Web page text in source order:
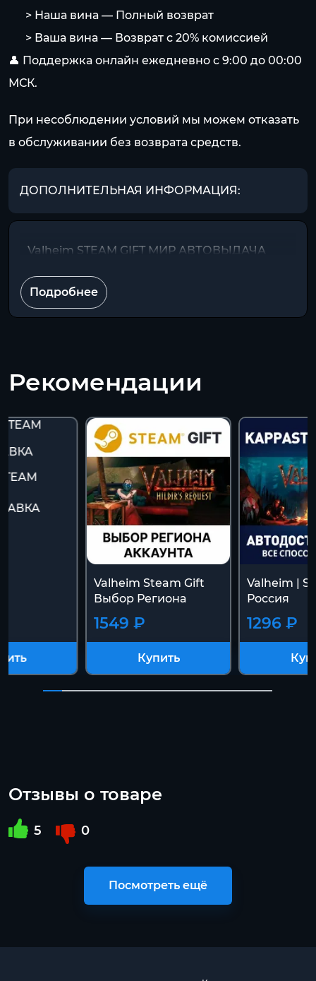
⠀⠀> Наша вина — Полный возврат
⠀⠀> Ваша вина — Возврат с 20% комиссией
👤 Поддержка онлайн ежедневно с 9:00 до 00:00
МСК.
При несоблюдении условий мы можем отказать
в обслуживании без возврата средств.
ДОПОЛНИТЕЛЬНАЯ ИНФОРМАЦИЯ:
Valheim STEAM GIFT МИР АВТОВЫДАЧА
Подробнее
Рекомендации
Valheim Steam Gift
Выбор Региона
1549 ₽
Купить
Valheim |
Россия
1296 ₽
Отзывы о товаре
5 0
Посмотреть ещё